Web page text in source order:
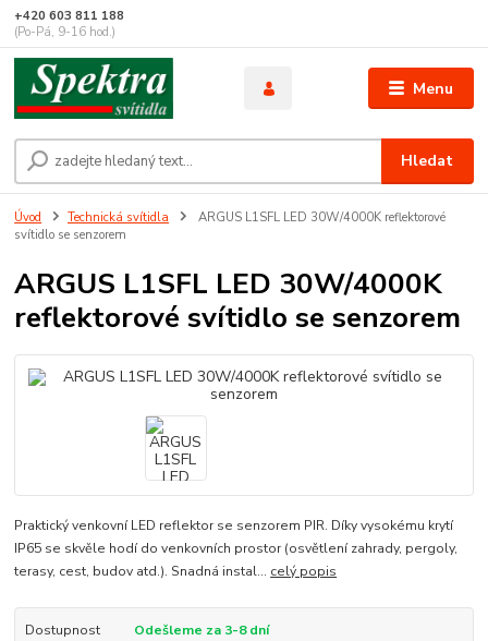
Menu
Hledat
+420 603 811 188
(Po-Pá, 9-16 hod.)
Úvod Technická svítidla
ARGUS L1SFL LED 30W/4000K reflektorové
svítidlo se senzorem
ARGUS L1SFL LED 30W/4000K
reflektorové svítidlo se senzorem
Praktický venkovní LED reflektor se senzorem PIR. Díky vysokému krytí
IP65 se skvěle hodí do venkovních prostor (osvětlení zahrady, pergoly,
terasy, cest, budov atd.). Snadná instal... celý popis
Dostupnost Odešleme za 3-8 dní